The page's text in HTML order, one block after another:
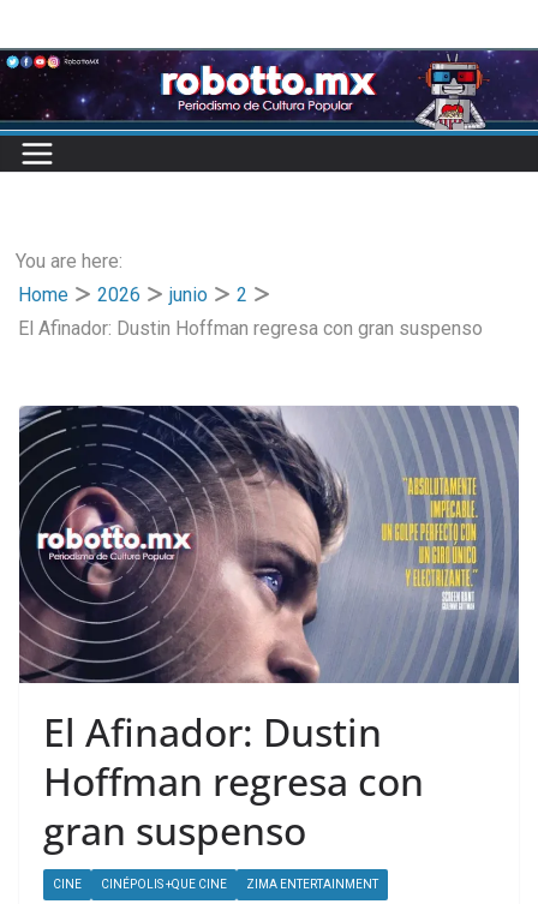
to
content
You are here:
Home
2026 junio
2
El Afinador: Dustin Hoffman regresa con gran suspenso
El Afinador: Dustin
Hoffman regresa con
gran suspenso
CINE CINÉPOLIS +QUE CINE ZIMA ENTERTAINMENT